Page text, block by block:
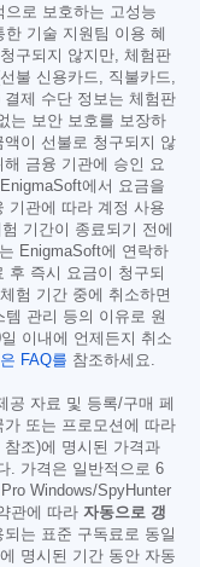
로 보호하는 고성능
기술 지원팀 이용 혜
구되지 않지만, 체험판
불 신용카드, 직불카드,
제 수단 정보는 체험판
는 보안 보호를 보장하
이 선불로 청구되지 않
금융 기관에 승인 요
에서 요금을
기관에 따라 계정 사용
기간이 종료되기 전에
EnigmaSoft에 연락하
후 즉시 요금이 청구되
험 기간 중에 취소하면
관리 등의 이유로 원
이내에 언제든지 취소
FAQ를 참조하세요.
자료 및 등록/구매 페
또는 프로모션에 따라
조)에 명시된 가격과
. 가격은 일반적으로 6
Windows/SpyHunter
관에 따라 자동으로 갱
는 표준 구독료로 동일
명시된 기간 동안 자동